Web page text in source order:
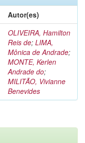
Autor(es)
OLIVEIRA, Hamilton
Reis de; LIMA,
Mônica de Andrade;
MONTE, Kerlen
Andrade do;
MILITÃO, Vivianne
Benevides